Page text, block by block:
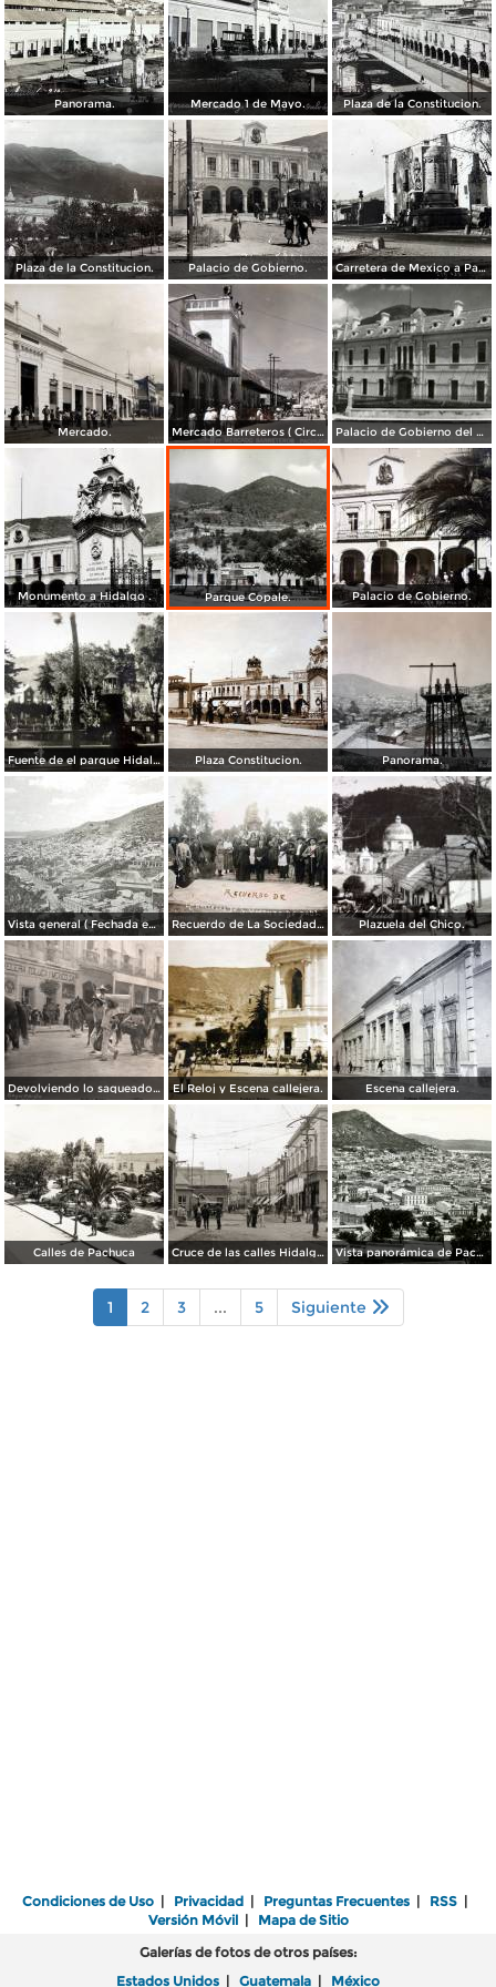
Panorama. Mercado 1 de Mayo. Plaza de la Constitucion.
Plaza de la Constitucion. Palacio de Gobierno. Carretera de Mexico a Pachuca.
Mercado. Mercado Barreteros ( Circulada el 24 de Marzo de 1963 ). Palacio de Gobierno del Estado de Hidalgo
Monumento a Hidalgo . Parque Copale. Palacio de Gobierno.
Fuente de el parque Hidalgo. Plaza Constitucion. Panorama.
Vista general ( Fechada en 1928 ). Recuerdo de La Sociedad de San Vicente de Paul en el Parque Hidalgo ( Fechada en 1920 ). Plazuela del Chico.
Devolviendo lo saqueado durante La Revolucion Mexicana ( Fechada el 11 de Marzo de 1911 ). El Reloj y Escena callejera. Escena callejera.
Calles de Pachuca Cruce de las calles Hidalgo y Ocampo Vista panorámica de Pachuca
1 2 3 ... 5 Siguiente
Condiciones de Uso | Privacidad | Preguntas Frecuentes | RSS |
Versión Móvil| Mapa de Sitio
Galerías de fotos de otros países:
Estados Unidos | Guatemala | México